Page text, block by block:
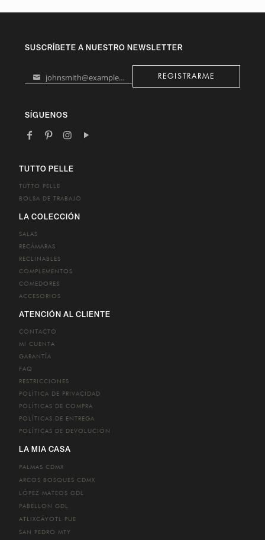
SUSCRÍBETE A NUESTRO NEWSLETTER
Your johnsmith@example.com REGISTRARME
SÍGUENOS
TUTTO PELLE
TUTTO PELLE
BOLSA DE TRABAJO
LA COLECCIÓN
SALAS
RECÁMARAS
RECLINABLES
COMPLEMENTOS
COMEDORES
ACCESORIOS
ATENCIÓN AL CLIENTE
CONTACTO
MI CUENTA
GARANTÍA
FAQ
RESTRICCIONES
POLÍTICA DE PRIVACIDAD
POLÍTICAS DE COMPRA
POLÍTICAS DE ENTREGA
POLÍTICAS DE DEVOLUCIÓN
LA MIA CASA
PALMAS CDMX
ARCOS BOSQUES CDMX
LÓPEZ MATEOS GDL
PABELLON GDL
ATLIXCÁYOTL PUE
SAN PEDRO MTY